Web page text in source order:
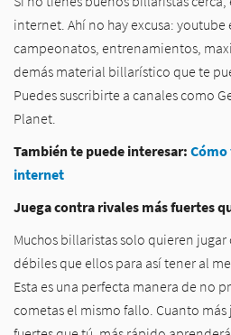
internet. Ahí no hay excusa:
campeonatos, entrenamientos,
demás material billarístico que te
Puedes suscribirte a canales como
Planet.
También te puede interesar:
internet
Juega contra rivales más fuertes
Muchos billaristas solo quieren
débiles que ellos para así tener al
Esta es una perfecta manera de no
cometas el mismo fallo. Cuanto